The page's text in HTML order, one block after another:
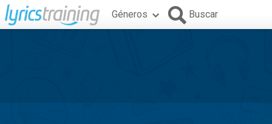
Géneros Buscar